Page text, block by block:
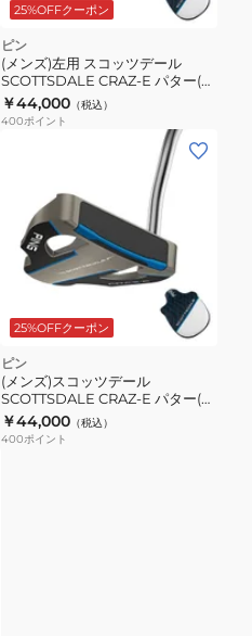
25%OFFクーポン
ピン
(メンズ)左用 スコッツデール
SCOTTSDALE CRAZ-E パター(ロ
フト3度)Stepless Steel
￥44,000 （税込）
400ポイント
25%OFFクーポン
ピン
(メンズ)スコッツデール
SCOTTSDALE CRAZ-E パター(ロ
フト3度)Stepless Steel
￥44,000 （税込）
400ポイント